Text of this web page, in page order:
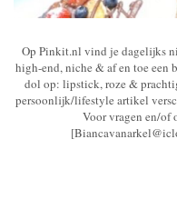
Op Pinkit.nl vind je dagelijks
high-end, niche & af en toe een
dol op: lipstick, roze &
persoonlijk/lifestyle artikel
Voor vragen en/of